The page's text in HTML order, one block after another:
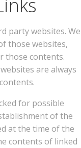
party websites. We
those websites,
those contents.
are always
for possible
of the
at the time of the
contents of linked